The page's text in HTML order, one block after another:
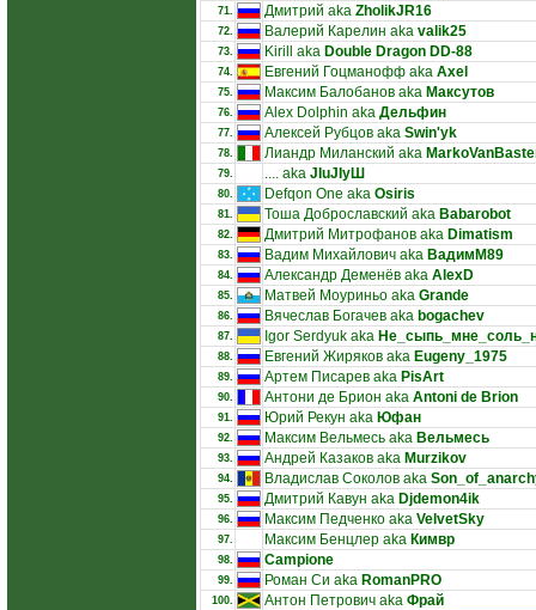
71. Дмитрий aka ZholikJR16
72. Валерий Карелин aka valik25
73. Kirill aka Double Dragon DD-88
74. Евгений Гоцманофф aka Axel
75. Максим Балобанов aka Максутов
76. Alex Dolphin aka Дельфин
77. Алексей Рубцов aka Swin'yk
78. Лиандр Миланский aka
79. .... aka JIuJIyШ
80. Defqon One aka Osiris
81. Тоша Доброславский aka Babarobot
82. Дмитрий Митрофанов aka Dimatism
83. Вадим Михайлович aka ВадимМ89
84. Александр Деменёв aka AlexD
85. Матвей Моуриньо aka Grande
86. Вячеслав Богачев aka bogachev
87. Igor Serdyuk aka
88. Евгений Жиряков aka Eugeny_1975
89. Артем Писарев aka PisArt
90. Антони де Брион aka Antoni de Brion
91. Юрий Рекун aka Юфан
92. Максим Вельмесь aka Вельмесь
93. Андрей Казаков aka Murzikov
94. Владислав Соколов aka
95. Дмитрий Кавун aka Djdemon4ik
96. Максим Педченко aka VelvetSky
97. Максим Бенцлер aka Кимвр
98. Campione
99. Роман Си aka RomanPRO
100. Антон Петрович aka Фрай